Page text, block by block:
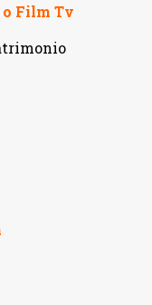
Film Tv